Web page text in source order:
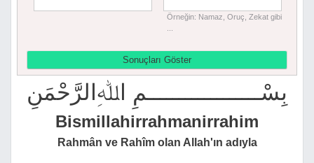
Örneğin: Namaz, Oruç, Zekat gibi
بِسْــــــــــــــــــمِ اﷲِالرَّحْمَنِ
Bismillahirrahmanirrahim
Rahmân ve Rahîm olan Allah'ın adıyla